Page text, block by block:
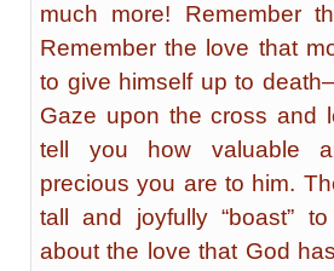
much more! Remember
Remember the love that
to give himself up to
Gaze upon the cross and
tell you how valuable
precious you are to him.
tall and joyfully “boast”
about the love that God